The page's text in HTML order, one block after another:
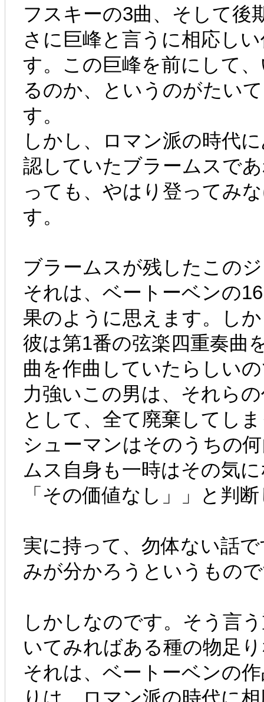
フスキーの3曲、そして後
さに巨峰と言うに相応し
す。この巨峰を前にして
るのか、というのがたい
す。
しかし、ロマン派の時代
認していたブラームスで
っても、やはり登ってみ
す。
ブラームスが残したこの
それは、ベートーベンの
果のように思えます。し
彼は第1番の弦楽四重奏曲
曲を作曲していたらしい
力強いこの男は、それら
として、全て廃棄してし
シューマンはそのうちの
ムス自身も一時はその気
「その価値なし」」と判
実に持って、勿体ない話
みが分かろうというもの
しかしなのです。そう言
いてみればある種の物足
それは、ベートーベンの
りは、ロマン派の時代に